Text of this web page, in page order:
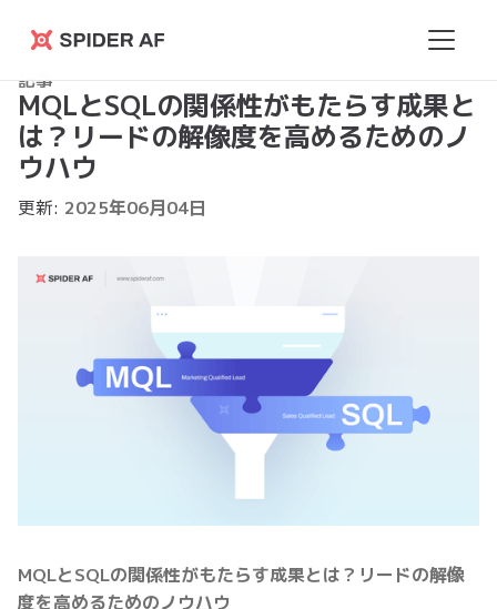
Spider
AF
記事
MQLとSQLの関係性がもたらす成果と
は？リードの解像度を高めるためのノ
ウハウ
更新: 2025年06月04日
MQLとSQLの関係性がもたらす成果とは？リードの解像
度を高めるためのノウハウ